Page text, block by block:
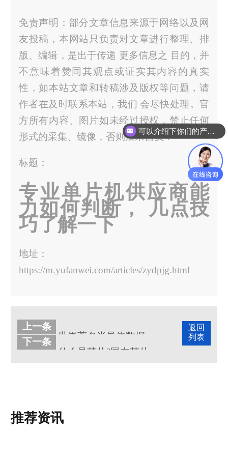
免责声明：部分文章信息来源于网络以及网
友投稿，本网站只负责对文章进行整理、排
版、编辑，是出于传递 更多信息之 目的，并
不意味着赞同其观点或证实其内容的真实
性，如本站文章和转稿涉及版权等问题，请
作者在及时联系本站，我们 会尽快处理。官
方所有内容、图片如未经过授权，禁止任何
形式的采集、镜像，否则后果自负！
标题：
专业单片机供应商能
力如何判断， 几点技
巧了解一下
地址：
https://m.yufanwei.com/articles/zydpjg.html
返回
列表
上一条
下一条
推荐资讯
可以介绍下你们的产品么？
你们是怎么收费的呢？